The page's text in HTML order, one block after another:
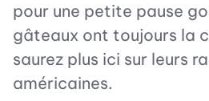
pour une petite pause
gâteaux ont toujours la
saurez plus ici sur leurs
américaines.